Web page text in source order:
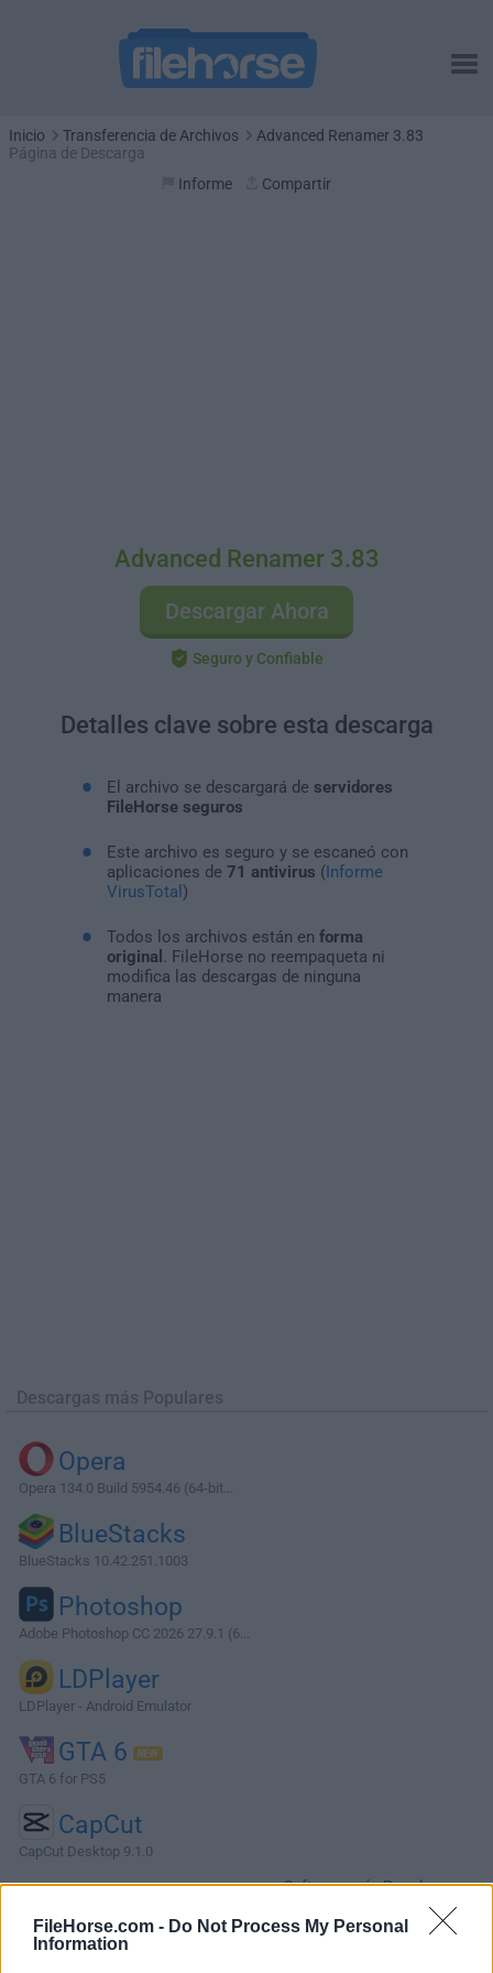
FileHorse.com - Do Not Process My Personal
Information
Inicio Transferencia de Archivos
Advanced Renamer 3.83
Página de Descarga
Informe
Compartir
Advanced Renamer 3.83
Descargar Ahora
Seguro y Confiable
Detalles clave sobre esta descarga
El archivo se descargará de servidores
FileHorse seguros
Este archivo es seguro y se escaneó con
aplicaciones de 71 antivirus (Informe
VirusTotal )
Todos los archivos están en forma
original
. FileHorse no reempaqueta ni
modifica las descargas de ninguna
manera
Descargas más Populares
Opera
Opera 134.0 Build 5954.46 (64-bit...
BlueStacks
BlueStacks 10.42.251.1003
Photoshop
Adobe Photoshop CC 2026 27.9.1 (6...
LDPlayer
LDPlayer - Android Emulator
GTA 6
GTA 6 for PS5
CapCut
CapCut Desktop 9.1.0
Software más Populares »
Acerca de Advanced Renamer